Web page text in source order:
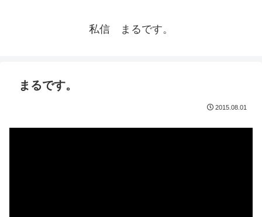
私信 まるです。
まるです。
2015.08.01